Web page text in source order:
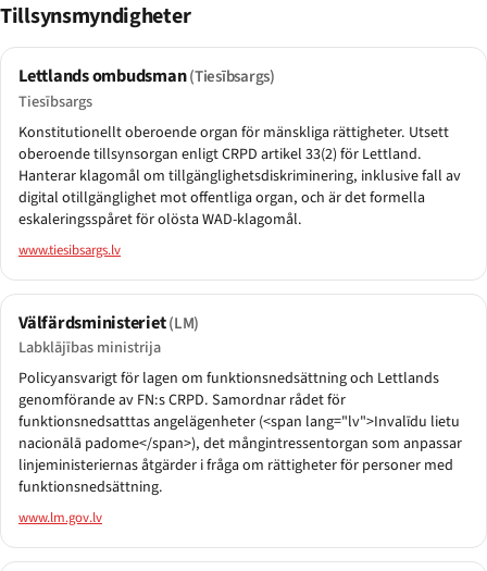
Tillsynsmyndigheter
Lettlands ombudsman(Tiesībsargs)
Tiesībsargs
Konstitutionellt oberoende organ för mänskliga rättigheter. Utsett
oberoende tillsynsorgan enligt CRPD artikel 33(2) för Lettland.
Hanterar klagomål om tillgänglighetsdiskriminering, inklusive fall av
digital otillgänglighet mot offentliga organ, och är det formella
eskaleringsspåret för olösta WAD-klagomål.
www.tiesibsargs.lv
Välfärdsministeriet(LM)
Labklājības ministrija
Policyansvarigt för lagen om funktionsnedsättning och Lettlands
genomförande av FN:s CRPD. Samordnar rådet för
funktionsnedsatttas angelägenheter (<span lang="lv">Invalīdu lietu
nacionālā padome</span>), det mångintressentorgan som anpassar
linjeministeriernas åtgärder i fråga om rättigheter för personer med
funktionsnedsättning.
www.lm.gov.lv